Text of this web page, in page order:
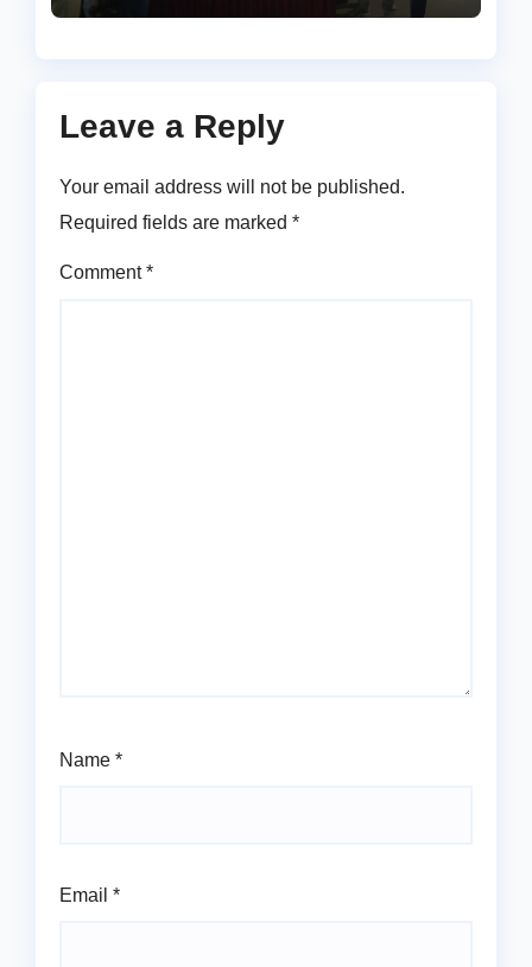
Leave a Reply
Your email address will not be published.
Required fields are marked *
Comment*
Name *
Email *